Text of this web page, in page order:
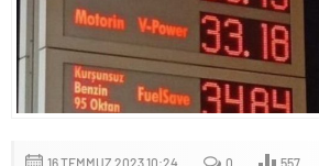
16 TEMMUZ 2023 10:24 0 557